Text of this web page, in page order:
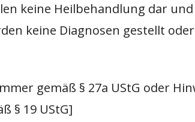
keine Heilbehandlung dar
keine Diagnosen gestellt
gemäß § 27a UStG oder
§ 19 UStG]